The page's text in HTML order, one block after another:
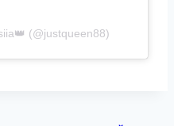
(@justqueen88)